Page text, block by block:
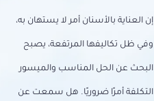
إن العناية بالأسنان أمر لا يستهان به،
وفي ظل تكاليفها المرتفعة، يصبح
البحث عن الحل المناسب والميسور
التكلفة أمرًا ضروريًا. هل سمعت عن